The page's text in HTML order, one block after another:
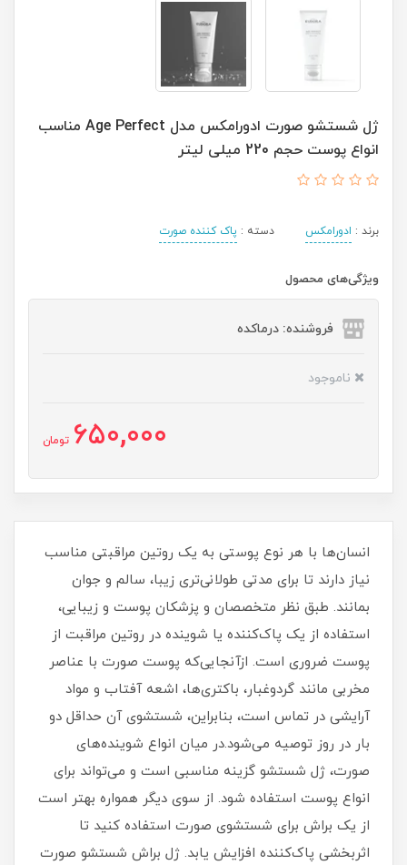
ژل شستشو صورت ادورامکس مدل Age Perfect مناسب
انواع پوست حجم 220 میلی لیتر
برند : ادورامکس دسته : پاک کننده صورت
ویژگی‌های محصول
فروشنده: درماکده
ناموجود
650,000 تومان
انسان‌ها با هر نوع پوستی به یک روتین مراقبتی مناسب
نیاز دارند تا برای مدتی طولانی‌تری زیبا، سالم و جوان
بمانند. طبق نظر متخصصان و پزشکان پوست و زیبایی،
استفاده از یک پاک‌کننده یا شوینده در روتین مراقبت از
پوست ضروری است. ازآنجایی‌که پوست صورت با عناصر
مخربی مانند گردوغبار، باکتری‌ها، اشعه آفتاب و مواد
آرایشی در تماس است، بنابراین، شستشوی آن حداقل دو
بار در روز توصیه می‌شود.در میان انواع شوینده‌های
صورت، ژل شستشو گزینه مناسبی است و می‌تواند برای
انواع پوست استفاده شود. از سوی دیگر همواره بهتر است
از یک براش برای شستشوی صورت استفاده کنید تا
اثربخشی پاک‌کننده افزایش یابد. ژل براش شستشو صورت